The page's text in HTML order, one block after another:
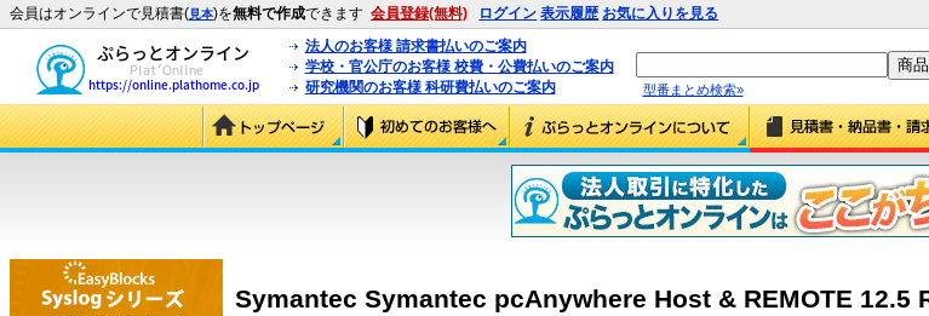
会員はオンラインで見積書(見本)を無料で作成できます 会員登録(無料) ログイン 表示履歴 お気に入りを見る
法人のお客様 請求書払いのご案内
学校・官公庁のお客様 校費・公費払いのご案内
研究機関のお客様 科研費払いのご案内
型番まとめ検索»
Symantec Symantec pcAnywhere Host & REMOTE 12.5